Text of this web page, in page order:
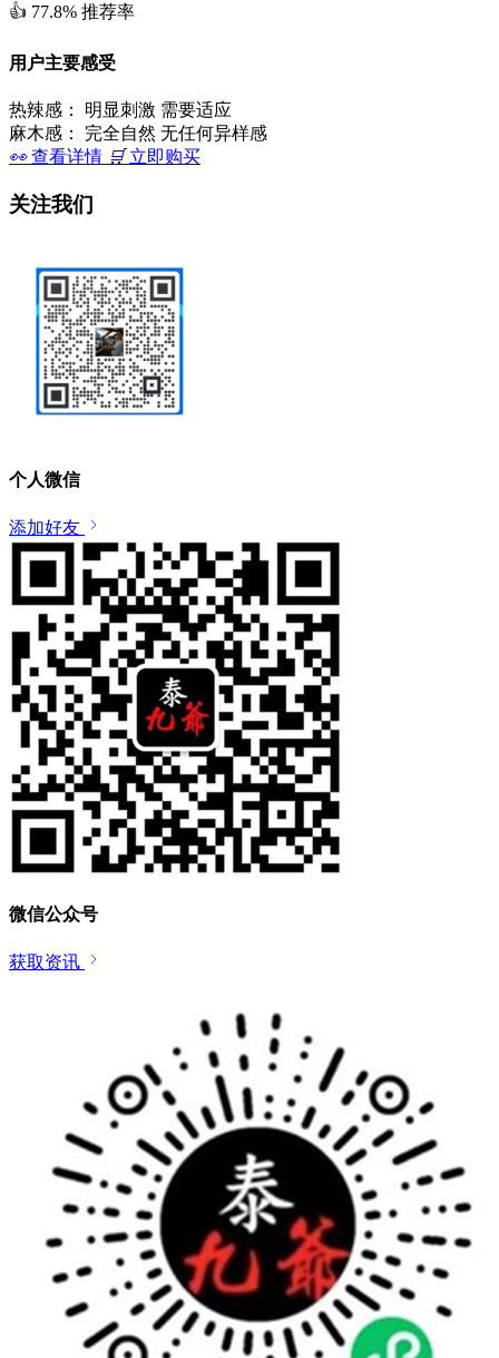
👍 77.8% 推荐率
用户主要感受
热辣感：
明显刺激 需要适应
麻木感：
完全自然 无任何异样感
👀查看详情 🛒 立即购买
关注我们
个人微信
添加好友
微信公众号
获取资讯